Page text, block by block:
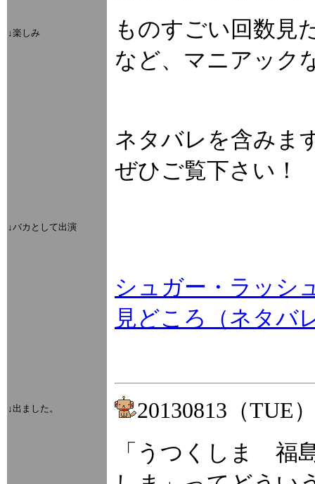
↓楽しみ
↓バカとして出演
↓出ました。
ものすごい回数見
など、マニアック
ネタバレを含みま
ぜひご覧下さい！
シュガー・ラッシ
見どころ（ネタバ
20130813（TUE
「うつくしま 福